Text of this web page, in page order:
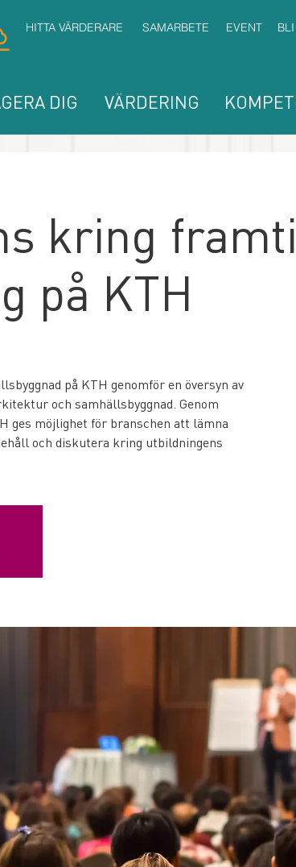
HITTA VÄRDERARE SAMARBETE EVENT
VÄRDERING
DIG
kring
på KTH
på KTH genomför en översyn av
och samhällsbyggnad. Genom
ges möjlighet för branschen att lämna
och diskutera kring utbildningens